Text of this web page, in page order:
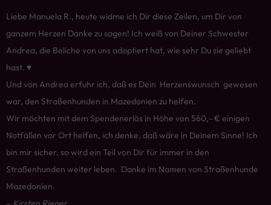
Liebe Manuela R., heute widme ich Dir diese Zeilen, um Dir von
ganzem Herzen Danke zu sagen! Ich weiß von Deiner Schwester
Andrea, die Beliche von uns adoptiert hat, wie sehr Du sie geliebt
hast. ♥
Und von Andrea erfuhr ich, daß es Dein Herzenswunsch gewesen
war, den Straßenhunden in Mazedonien zu helfen.
Wir möchten mit dem Spendenerlös in Höhe von 560,- € einigen
Notfällen vor Ort helfen, ich denke, daß wäre in Deinem Sinne! Ich
bin mir sicher, so wird ein Teil von Dir für immer in den
Straßenhunden weiter leben. Danke im Namen von Straßenhunde
Mazedonien.